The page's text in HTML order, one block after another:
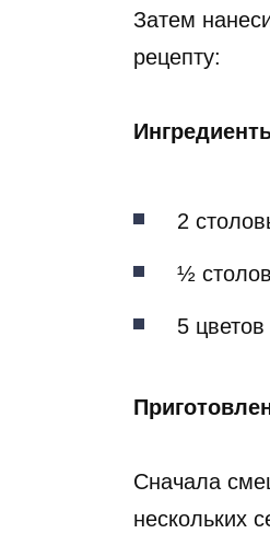
Затем
рецепту:
2
½
5
Сначала
нескольких